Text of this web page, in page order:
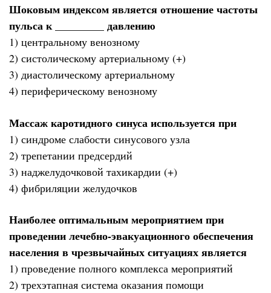
Шоковым индексом является отношение частоты
пульса к _________ давлению
1) центральному венозному
2) систолическому артериальному (+)
3) диастолическому артериальному
4) периферическому венозному
Массаж каротидного синуса используется при
1) синдроме слабости синусового узла
2) трепетании предсердий
3) наджелудочковой тахикардии (+)
4) фибриляции желудочков
Наиболее оптимальным мероприятием при
проведении лечебно-эвакуационного обеспечения
населения в чрезвычайных ситуациях является
1) проведение полного комплекса мероприятий
2) трехэтапная система оказания помощи